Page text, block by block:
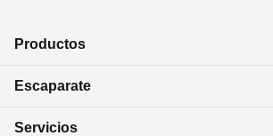
Productos
Escaparate
Servicios